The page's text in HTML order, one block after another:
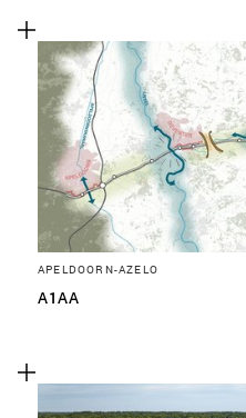
APELDOORN-AZELO
A1AA